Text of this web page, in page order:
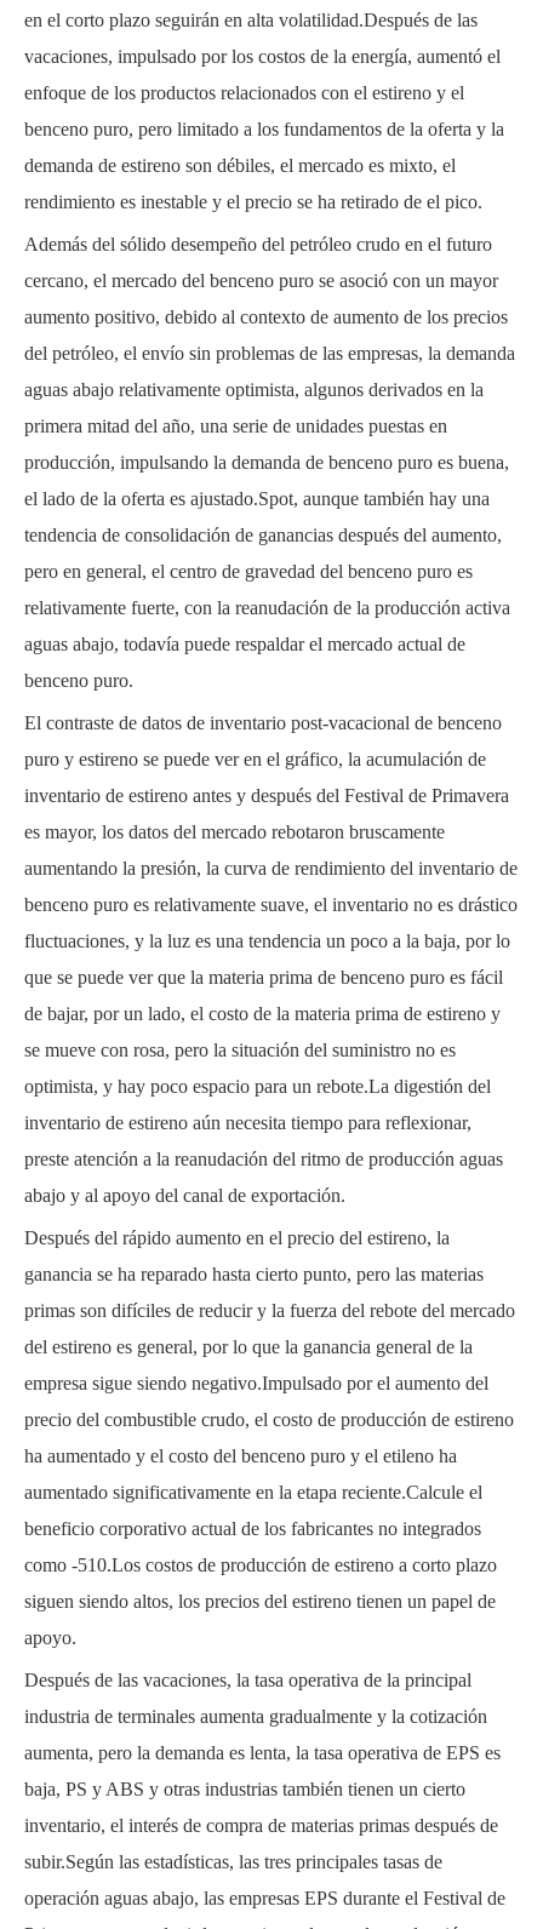
en el corto plazo seguirán en alta volatilidad.Después de las
vacaciones, impulsado por los costos de la energía, aumentó el
enfoque de los productos relacionados con el estireno y el
benceno puro, pero limitado a los fundamentos de la oferta y la
demanda de estireno son débiles, el mercado es mixto, el
rendimiento es inestable y el precio se ha retirado de el pico.
Además del sólido desempeño del petróleo crudo en el futuro
cercano, el mercado del benceno puro se asoció con un mayor
aumento positivo, debido al contexto de aumento de los precios
del petróleo, el envío sin problemas de las empresas, la demanda
aguas abajo relativamente optimista, algunos derivados en la
primera mitad del año, una serie de unidades puestas en
producción, impulsando la demanda de benceno puro es buena,
el lado de la oferta es ajustado.Spot, aunque también hay una
tendencia de consolidación de ganancias después del aumento,
pero en general, el centro de gravedad del benceno puro es
relativamente fuerte, con la reanudación de la producción activa
aguas abajo, todavía puede respaldar el mercado actual de
benceno puro.
El contraste de datos de inventario post-vacacional de benceno
puro y estireno se puede ver en el gráfico, la acumulación de
inventario de estireno antes y después del Festival de Primavera
es mayor, los datos del mercado rebotaron bruscamente
aumentando la presión, la curva de rendimiento del inventario de
benceno puro es relativamente suave, el inventario no es drástico
fluctuaciones, y la luz es una tendencia un poco a la baja, por lo
que se puede ver que la materia prima de benceno puro es fácil
de bajar, por un lado, el costo de la materia prima de estireno y
se mueve con rosa, pero la situación del suministro no es
optimista, y hay poco espacio para un rebote.La digestión del
inventario de estireno aún necesita tiempo para reflexionar,
preste atención a la reanudación del ritmo de producción aguas
abajo y al apoyo del canal de exportación.
Después del rápido aumento en el precio del estireno, la
ganancia se ha reparado hasta cierto punto, pero las materias
primas son difíciles de reducir y la fuerza del rebote del mercado
del estireno es general, por lo que la ganancia general de la
empresa sigue siendo negativo.Impulsado por el aumento del
precio del combustible crudo, el costo de producción de estireno
ha aumentado y el costo del benceno puro y el etileno ha
aumentado significativamente en la etapa reciente.Calcule el
beneficio corporativo actual de los fabricantes no integrados
como -510.Los costos de producción de estireno a corto plazo
siguen siendo altos, los precios del estireno tienen un papel de
apoyo.
Después de las vacaciones, la tasa operativa de la principal
industria de terminales aumenta gradualmente y la cotización
aumenta, pero la demanda es lenta, la tasa operativa de EPS es
baja, PS y ABS y otras industrias también tienen un cierto
inventario, el interés de compra de materias primas después de
subir.Según las estadísticas, las tres principales tasas de
operación aguas abajo, las empresas EPS durante el Festival de